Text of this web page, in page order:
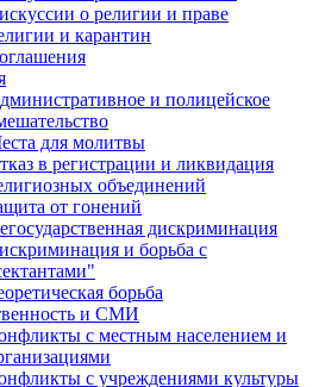
о религии и праве
и карантин
и полицейское
для молитвы
в регистрации и ликвидация
объединений
от гонений
дискриминация
и борьба с
борьба
и СМИ
с местным населением и
с учреждениями культуры